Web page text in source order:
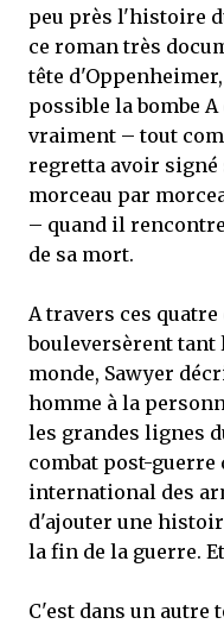
peu près l'histoire
ce roman très
tête
possible la bombe
vraiment – tout
regretta avoir signé
morceau par
– quand il rencontre
de sa mort.
A travers ces
bouleversèrent tant
monde, Sawyer
homme à la
les grandes lignes
combat post-
international des
d'ajouter une
la fin de la guerre.
C'est dans un autre